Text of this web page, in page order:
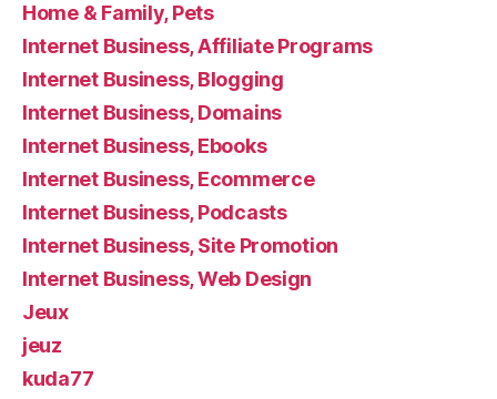
Home & Family, Pets
Internet Business, Affiliate Programs
Internet Business, Blogging
Internet Business, Domains
Internet Business, Ebooks
Internet Business, Ecommerce
Internet Business, Podcasts
Internet Business, Site Promotion
Internet Business, Web Design
Jeux
jeuz
kuda77